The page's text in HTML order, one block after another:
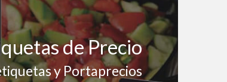
de Precio
y Portaprecios